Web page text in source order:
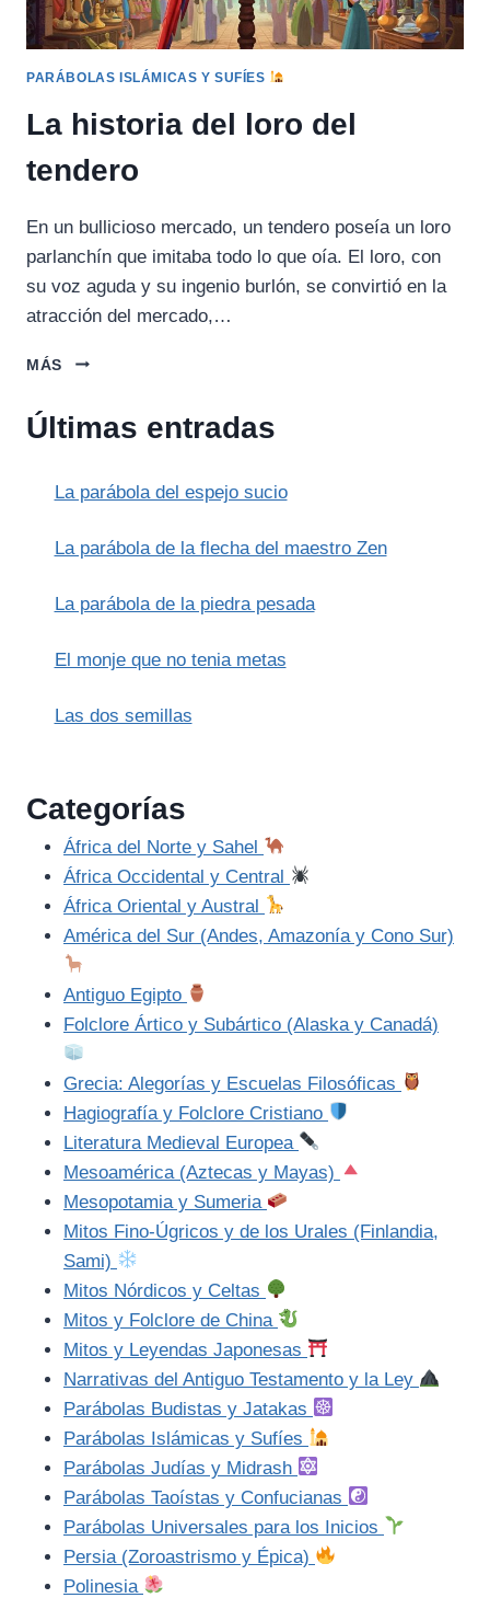
PARÁBOLAS ISLÁMICAS Y SUFÍES
La historia del loro del
tendero
En un bullicioso mercado, un tendero poseía un loro
parlanchín que imitaba todo lo que oía. El loro, con
su voz aguda y su ingenio burlón, se convirtió en la
atracción del mercado,…
MÁS
LA
LORO
Últimas entradas
La parábola del espejo sucio
La parábola de la flecha del maestro Zen
La parábola de la piedra pesada
El monje que no tenia metas
Las dos semillas
Categorías
África del Norte y Sahel
África Occidental y Central
África Oriental y Austral
América del Sur (Andes, Amazonía y Cono Sur)
Antiguo Egipto
Folclore Ártico y Subártico (Alaska y Canadá)
Grecia: Alegorías y Escuelas Filosóficas
Hagiografía y Folclore Cristiano
Literatura Medieval Europea
Mesoamérica (Aztecas y Mayas)
Mesopotamia y Sumeria
Mitos Fino-Úgricos y de los Urales (Finlandia,
Sami)
Mitos Nórdicos y Celtas
Mitos y Folclore de China
Mitos y Leyendas Japonesas
Narrativas del Antiguo Testamento y la Ley
Parábolas Budistas y Jatakas
Parábolas Islámicas y Sufíes
Parábolas Judías y Midrash
Parábolas Taoístas y Confucianas
Parábolas Universales para los Inicios
Persia (Zoroastrismo y Épica)
Polinesia